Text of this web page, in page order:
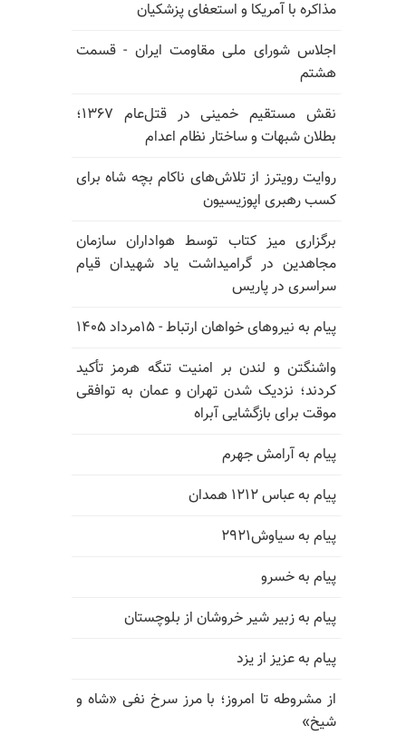
مذاکره با آمریکا و استعفای پزشکیان
اجلاس شورای ملی مقاومت ایران - قسمت
هشتم
نقش مستقیم خمینی در قتل‌عام ۱۳۶۷؛
بطلان شبهات و ساختار نظام اعدام
روایت رویترز از تلاش‌های ناکام بچه شاه برای
کسب رهبری اپوزیسیون
برگزاری میز کتاب توسط هواداران سازمان
مجاهدین در گرامیداشت یاد شهیدان قیام
سراسری در پاریس
پیام به نیروهای خواهان ارتباط - ۱۵مرداد ۱۴۰۵
واشنگتن و لندن بر امنیت تنگه هرمز تأکید
کردند؛ نزدیک شدن تهران و عمان به توافقی
موقت برای بازگشایی آبراه
پیام به آرامش جهرم
پیام به عباس ۱۲۱۲ همدان
پیام به سیاوش۲۹۲۱
پیام به خسرو
پیام به زبیر شیر خروشان از بلوچستان
پیام به عزیز از یزد
از مشروطه تا امروز؛ با مرز سرخ نفی «شاه و
شیخ»